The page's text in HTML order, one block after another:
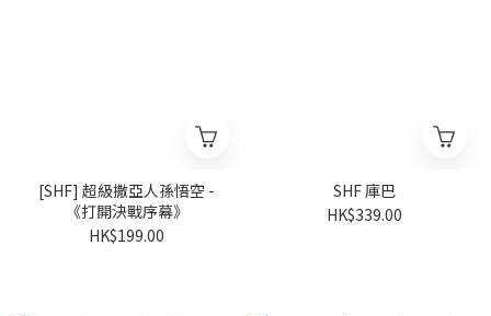
[SHF] 超級撒亞人孫悟空 -
《打開決戰序幕》
HK$199.00
SHF 庫巴
HK$339.00